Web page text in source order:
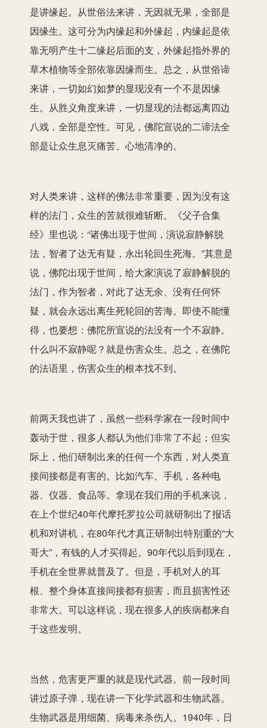
是讲缘起。从世俗法来讲，无因就无果，全部是
因缘生。这可分为内缘起和外缘起，内缘起是依
靠无明产生十二缘起后面的支，外缘起指外界的
草木植物等全部依靠因缘而生。总之，从世俗谛
来讲，一切如幻如梦的显现没有一个不是因缘
生。从胜义角度来讲，一切显现的法都远离四边
八戏，全部是空性。可见，佛陀宣说的二谛法全
部是让众生息灭痛苦、心地清净的。
对人类来讲，这样的佛法非常重要，因为没有这
样的法门，众生的苦就很难斩断。《父子合集
经》里也说：“诸佛出现于世间，演说寂静解脱
法，智者了达无有疑，永出轮回生死海。”其意是
说，佛陀出现于世间，给大家演说了寂静解脱的
法门，作为智者，对此了达无余、没有任何怀
疑，就会永远出离生死轮回的苦海。即使不能懂
得，也要想：佛陀所宣说的法没有一个不寂静。
什么叫不寂静呢？就是伤害众生。总之，在佛陀
的法语里，伤害众生的根本找不到。
前两天我也讲了，虽然一些科学家在一段时间中
轰动于世，很多人都认为他们非常了不起；但实
际上，他们研制出来的任何一个东西，对人类直
接间接都是有害的。比如汽车、手机，各种电
器、仪器、食品等。拿现在我们用的手机来说，
在上个世纪40年代摩托罗拉公司就研制出了报话
机和对讲机，在80年代才真正研制出特别重的“大
哥大”，有钱的人才买得起。90年代以后到现在，
手机在全世界就普及了。但是，手机对人的耳
根、整个身体直接间接都有损害，而且损害性还
非常大。可以这样说，现在很多人的疾病都来自
于这些发明。
当然，危害更严重的就是现代武器。前一段时间
讲过原子弹，现在讲一下化学武器和生物武器。
生物武器是用细菌、病毒来杀伤人。1940年，日